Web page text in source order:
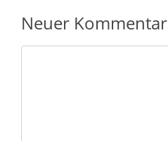
Neuer Kommentar